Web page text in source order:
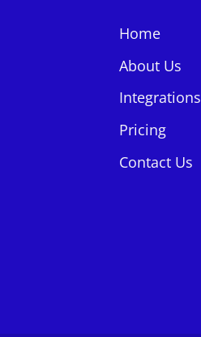
Home
About Us
Integrations
Pricing
Contact Us